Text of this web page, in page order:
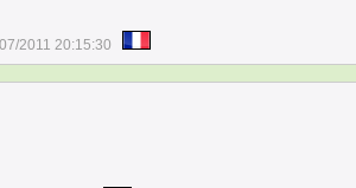
2011 20:15:30